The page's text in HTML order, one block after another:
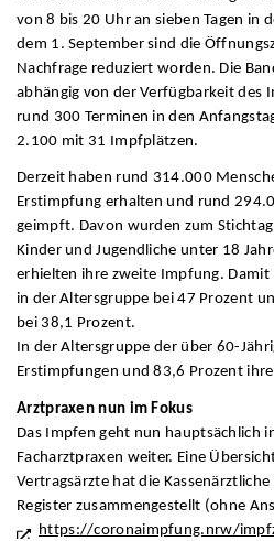
von 8 bis 20 Uhr an sieben Tagen in
dem 1. September sind die
Nachfrage reduziert worden. Die
abhängig von der Verfügbarkeit des
rund 300 Terminen in den
2.100 mit 31 Impfplätzen.
Derzeit haben rund 314.000
Erstimpfung erhalten und rund
geimpft. Davon wurden zum
Kinder und Jugendliche unter 18
erhielten ihre zweite Impfung.
in der Altersgruppe bei 47 Prozent
bei 38,1 Prozent.
In der Altersgruppe der über 60-
Erstimpfungen und 83,6 Prozent
Arztpraxen nun im Fokus
Das Impfen geht nun hauptsächlich
Facharztpraxen weiter. Eine
Vertragsärzte hat die
Register zusammengestellt (ohne
https://coronaimpfung.nrw/